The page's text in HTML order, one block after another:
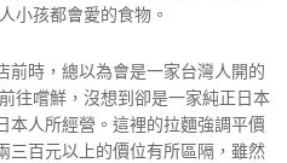
小孩都會愛的食物。
前時，總以為會是一家台灣人開的
往嚐鮮，沒想到卻是一家純正日本
本人所經營。這裡的拉麵強調平價
三百元以上的價位有所區隔，雖然